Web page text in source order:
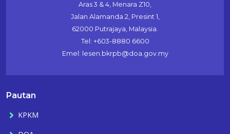
Aras 3 & 4, Menara Z10,
Jalan Alamanda 2, Presint 1,
62000 Putrajaya, Malaysia.
Tel: +603-8880 6600
Emel: lesen.bkrpb@doa.gov.my
Pautan
KPKM